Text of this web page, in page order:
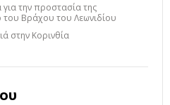
την προστασία της
Βράχου του Λεωνιδίου
στην Κορινθία